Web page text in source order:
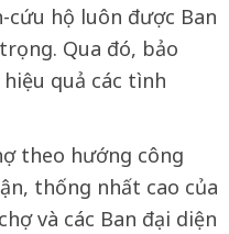
cứu hộ luôn được Ban
Qua đó, bảo
quả các tình
theo hướng công
thống nhất cao của
và các Ban đại diện